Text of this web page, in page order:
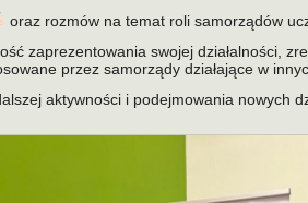
oraz rozmów na temat roli samorządów
zaprezentowania swojej działalności,
przez samorządy działające w
aktywności i podejmowania nowych